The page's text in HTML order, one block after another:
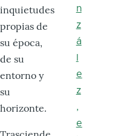
inquietudes
propias de
su época,
de su
entorno y
su
horizonte.
n
z
á
e
z
,
e